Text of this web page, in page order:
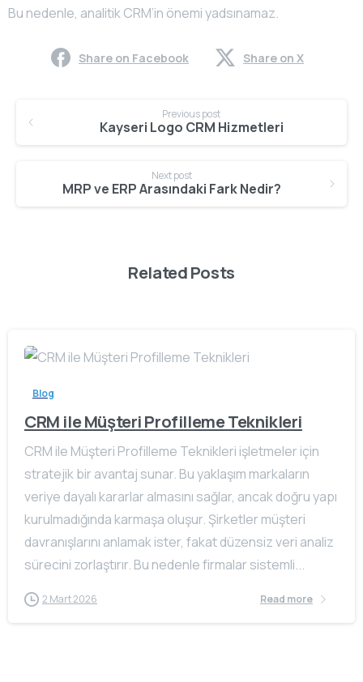
Bu nedenle, analitik CRM’in önemi yadsınamaz.
Share on Facebook Share on X
Reading
Previous post
Kayseri Logo CRM Hizmetleri
Next post
MRP ve ERP Arasındaki Fark Nedir?
Related Posts
Blog
CRM ile Müşteri Profilleme Teknikleri
CRM ile Müşteri Profilleme Teknikleri işletmeler için
stratejik bir avantaj sunar. Bu yaklaşım markaların
veriye dayalı kararlar almasını sağlar, ancak doğru yapı
kurulmadığında karmaşa oluşur. Şirketler müşteri
davranışlarını anlamak ister, fakat düzensiz veri analiz
sürecini zorlaştırır. Bu nedenle firmalar sistemli...
2 Mart 2026 Read more